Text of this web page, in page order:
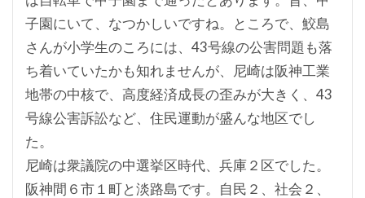
子園にいて、なつかしいですね。ところで、鮫島
さんが小学生のころには、43号線の公害問題も落
ち着いていたかも知れませんが、尼崎は阪神工業
地帯の中核で、高度経済成長の歪みが大きく、43
号線公害訴訟など、住民運動が盛んな地区でし
た。
尼崎は衆議院の中選挙区時代、兵庫２区でした。
阪神間６市１町と淡路島です。自民２、社会２、